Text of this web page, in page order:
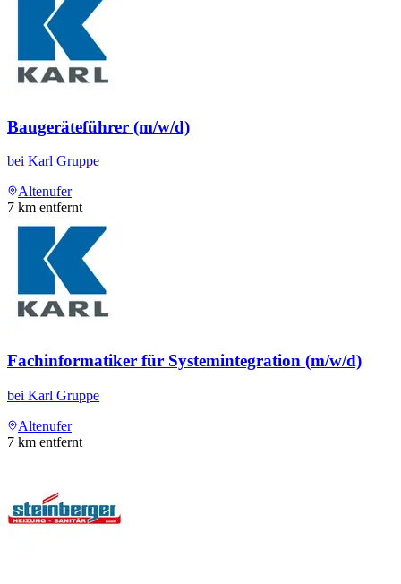
Baugeräteführer (m/w/d)
bei Karl Gruppe
Altenufer
7 km entfernt
Fachinformatiker für Systemintegration (m/w/d)
bei Karl Gruppe
Altenufer
7 km entfernt